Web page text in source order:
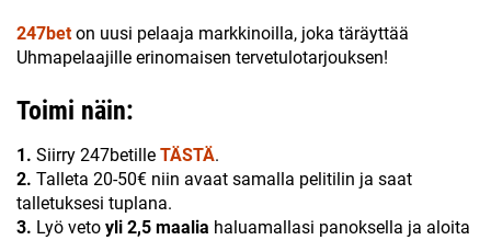
247beton uusi pelaaja markkinoilla, joka täräyttää
Uhmapelaajille erinomaisen tervetulotarjouksen!
Toimi näin:
1. Siirry 247betille TÄSTÄ.
2. Talleta 20-50€ niin avaat samalla pelitilin ja saat
talletuksesi tuplana.
3. Lyö veto yli 2,5 maalia haluamallasi panoksella ja aloita